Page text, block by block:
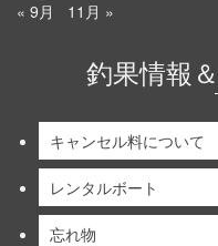
« 9月
11月 »
釣果情報
キャンセル料について
レンタルボート
忘れ物